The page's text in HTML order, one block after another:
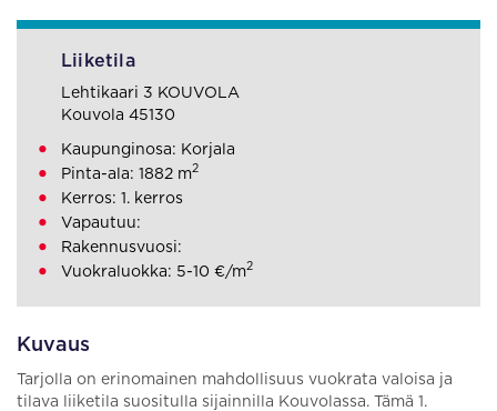
Kuvaus
Tarjolla on erinomainen mahdollisuus vuokrata valoisa ja
tilava liiketila suositulla sijainnilla Kouvolassa. Tämä 1.
Liiketila
Lehtikaari 3 KOUVOLA
Kouvola 45130
Kaupunginosa: Korjala
Pinta-ala: 1882 m2
Kerros: 1. kerros
Vapautuu:
Rakennusvuosi:
Vuokraluokka: 5-10 €/m2